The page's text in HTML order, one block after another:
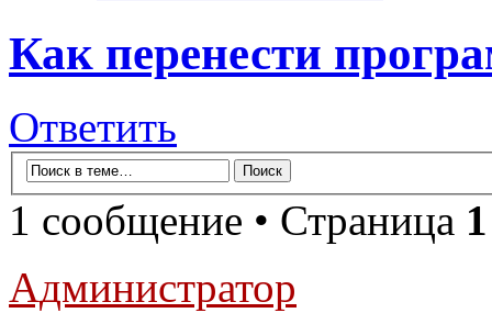
Как перенести
Ответить
1 сообщение • Страница 1
Администратор